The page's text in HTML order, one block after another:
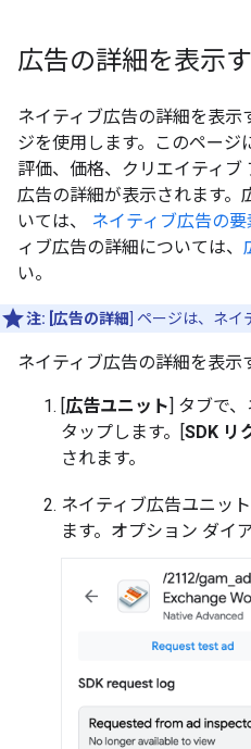
広告の詳細を表示
ネイティブ広告の詳細を表示
ジを使用します。このページ
評価、価格、クリエイティブ
広告の詳細が表示されます。
いては、
ネイティブ広告の要
ィブ広告の詳細については、
い。
注: [広告の詳細 ] ページは、ネ
ネイティブ広告の詳細を表示
[広告ユニット] タブで
タップします。[SDK リ
されます。
ネイティブ広告ユニット
ます。オプション ダイ